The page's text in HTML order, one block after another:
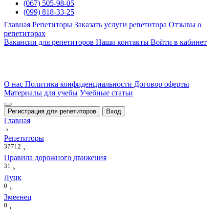
(067) 505-98-05
(099) 818-33-25
Главная Репетиторы Заказать услуги репетитора Отзывы о
репетиторах
Вакансии для репетиторов Наши контакты Войти в кабинет
О нас Политика конфиденциальности Договор оферты
Материалы для учебы Учебные статьи
Регистрация для репетиторов Вход
Главная
›
Репетиторы
37712 ›
Правила дорожного движения
31 ›
Луцк
0 ›
Змеенец
0 ›